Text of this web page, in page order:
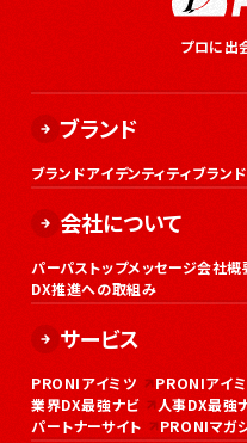
プロに出
ブランド
ブランドアイデンティティブラン
会社について
パーパストップメッセージ会社概
DX推進への取組み
サービス
PRONIアイミツ PRONIアイ
業界DX最強ナビ
人事DX最強
パートナーサイト
PRONIマガ